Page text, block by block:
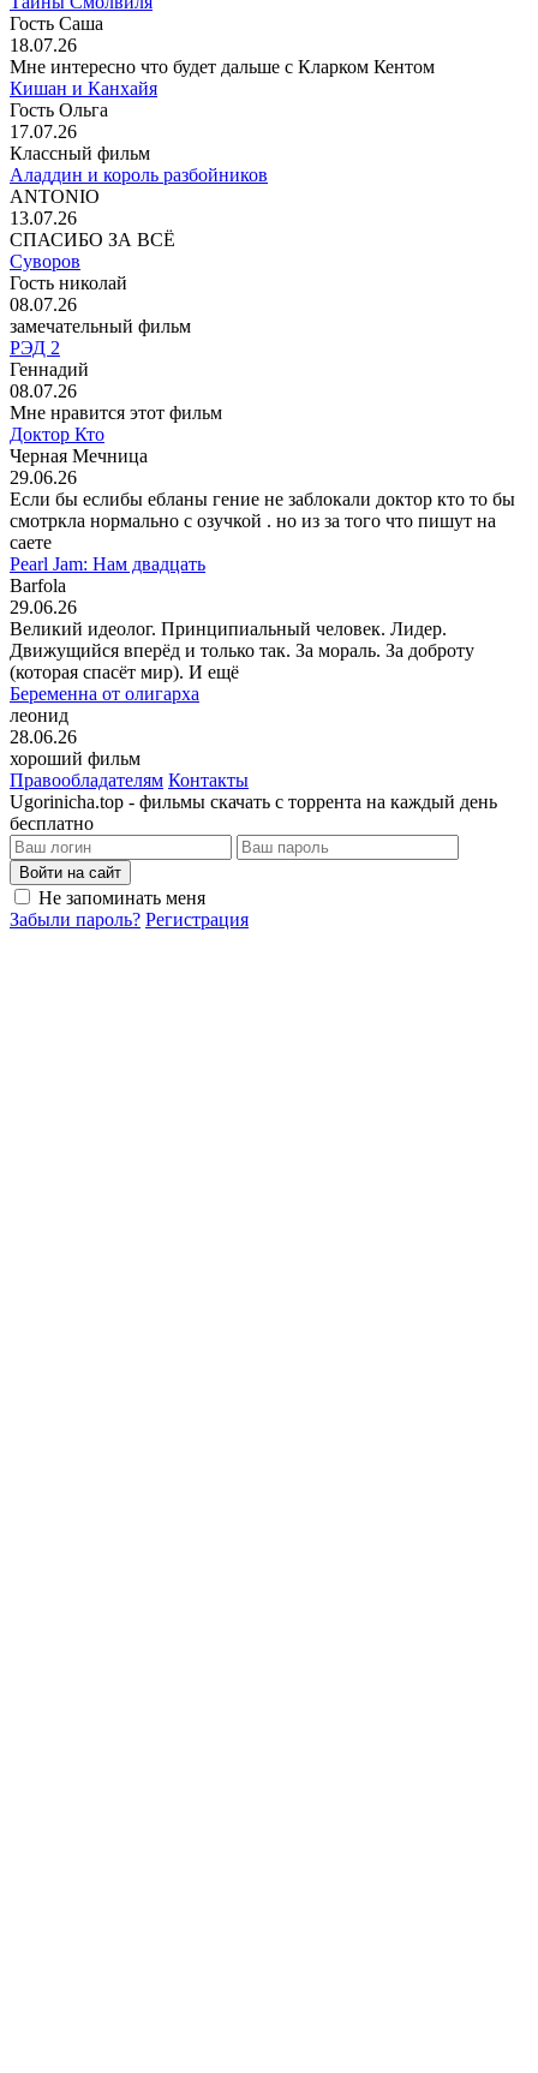
Гость Саша
18.07.26
Мне интересно что будет дальше с Кларком Кентом
Кишан и Канхайя
Гость Ольга
17.07.26
Классный фильм
Аладдин и король разбойников
ANTONIO
13.07.26
СПАСИБО ЗА ВСЁ
Суворов
Гость николай
08.07.26
замечательный фильм
РЭД 2
Геннадий
08.07.26
Мне нравится этот фильм
Доктор Кто
Черная Мечница
29.06.26
Если бы еслибы ебланы гение не заблокали доктор кто то бы
смотркла нормально с озучкой . но из за того что пишут на
саете
Pearl Jam: Нам двадцать
Barfola
29.06.26
Великий идеолог. Принципиальный человек. Лидер.
Движущийся вперёд и только так. За мораль. За доброту
(которая спасёт мир). И ещё
Беременна от олигарха
леонид
28.06.26
хороший фильм
Правообладателям Контакты
Ugorinicha.top - фильмы скачать с торрента на каждый день
бесплатно
Войти на сайт
Не запоминать меня
Забыли пароль? Регистрация